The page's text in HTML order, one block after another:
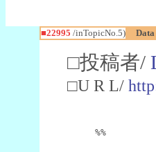
■22995 /inTopicNo.5)
□投稿者/
□U R L/
%%